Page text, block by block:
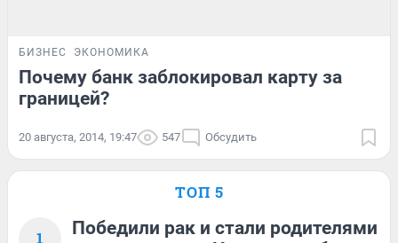
БИЗНЕС ЭКОНОМИКА
Почему банк заблокировал карту за
границей?
20 августа, 2014, 19:47 547 Обсудить
ТОП 5
1
Победили рак и стали родителями